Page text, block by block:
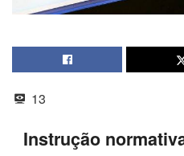
13
Instrução